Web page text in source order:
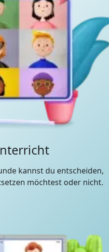
kannst du entscheiden,
möchtest oder nicht.